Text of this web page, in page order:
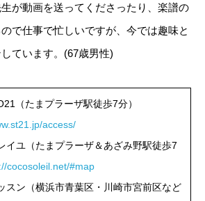
が動画を送ってくださったり、楽譜の
で仕事で忙しいですが、今では趣味と
ています。(67歳男性)
（たまプラーザ駅徒歩7分）
access/
イユ（たまプラーザ＆あざみ野駅徒歩7
cocosoleil.net/#map
スン（横浜市青葉区・川崎市宮前区など